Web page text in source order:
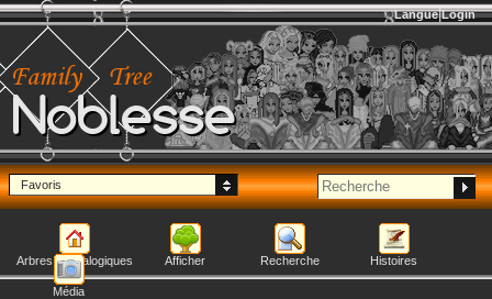
Noblesse
Langue Login
Favoris
Arbres généalogiques Afficher Recherche Histoires
Média